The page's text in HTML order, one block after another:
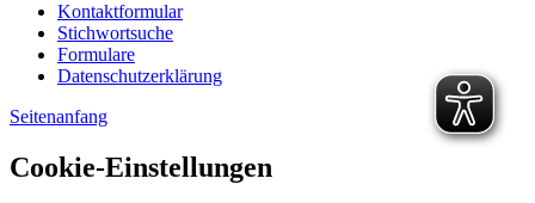
Kontaktformular
Stichwortsuche
Formulare
Datenschutzerklärung
Seitenanfang
Cookie-Einstellungen